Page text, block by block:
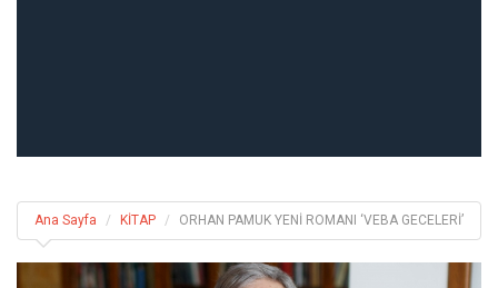
Ana Sayfa KİTAP ORHAN PAMUK YENİ ROMANI ‘VEBA GECELERİ’